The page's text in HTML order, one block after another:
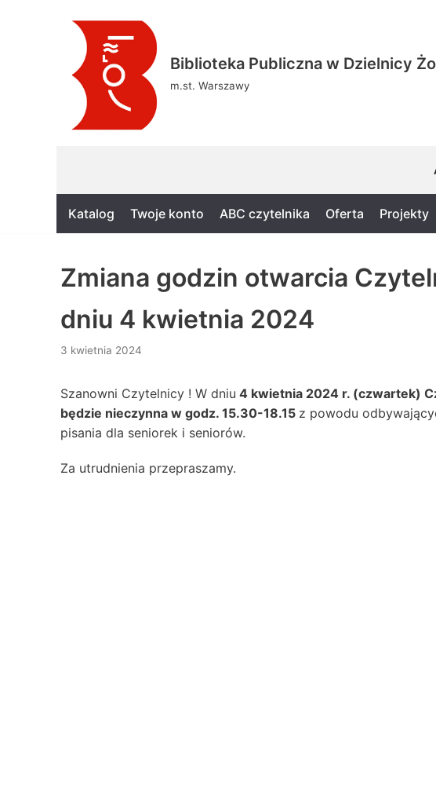
Biblioteka Publiczna w Dzielnicy
m.st. Warszawy
Katalog Twoje konto ABC czytelnika Oferta Projekty
Zmiana godzin otwarcia
dniu 4 kwietnia 2024
3 kwietnia 2024
Szanowni Czytelnicy ! W dniu 4 kwietnia 2024 r. (czwartek)
będzie nieczynna w godz. 15.30-18.15 z powodu
pisania dla seniorek i seniorów.
Za utrudnienia przepraszamy.